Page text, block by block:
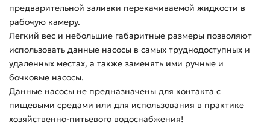
предварительной заливки перекачиваемой жидкости в
рабочую камеру.
Легкий вес и небольшие габаритные размеры позволяют
использовать данные насосы в самых труднодоступных и
удаленных местах, а также заменять ими ручные и
бочковые насосы.
Данные насосы не предназначены для контакта с
пищевыми средами или для использования в практике
хозяйственно-питьевого водоснабжения!